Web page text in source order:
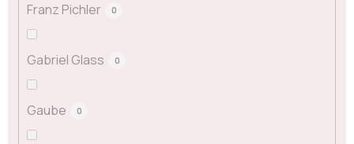
Franz Pichler 0
Gabriel Glass 0
Gaube 0